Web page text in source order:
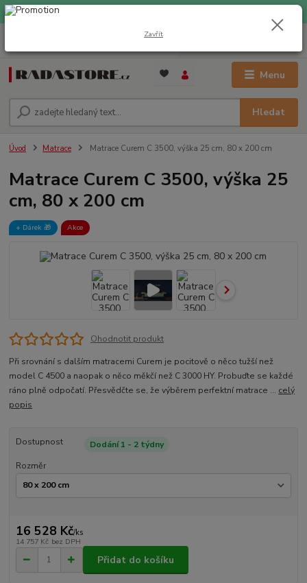
EXPRESNÍ DOPRAVA ZDARMA při nákupu nad 1000 Kč
Menu
Hledat
Úvod Matrace Matrace Curem C 3500, výška 25 cm, 80 x 200 cm
Matrace Curem C 3500, výška 25
cm, 80 x 200 cm
+ Dárek️ 🎁 Akce
Ohodnotit produkt
Při srovnání s dalším matracemi Curem je pocitově o něco tužší než
model C 4500 a naopak o něco měkčí než C 3000 HY. Probuďte se každé
ráno plně odpočatí. Přesvědčte se, že výběrem perfektní matrace ... celý
popis
Dostupnost
Dodání 1 - 2 týdny
Rozměr
16 528 Kč/ks
14 757 Kč bez DPH
Přidat do košíku
Zavřít